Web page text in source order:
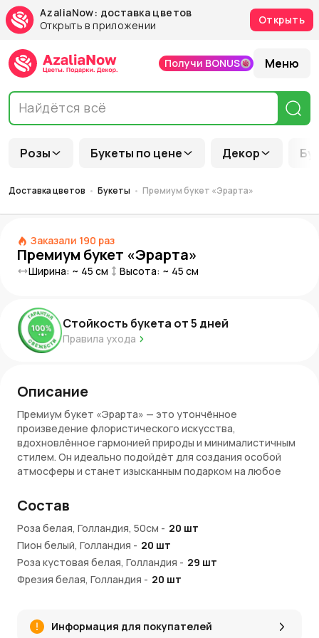
AzaliaNow: доставка цветов
Открыть в приложении
Открыть
Розы Букеты по цене Декор
Получи BONUS Меню
Доставка цветов Букеты Премиум букет «Эрарта»
Заказали 190 раз
Премиум букет «Эрарта»
Ширина: ~ 45 см Высота: ~ 45 см
Стойкость букета от5 дней
Правила ухода
Описание
Премиум букет «Эрарта» — это утончённое
произведение флористического искусства,
вдохновлённое гармонией природы и минималистичным
стилем. Он идеально подойдёт для создания особой
атмосферы и станет изысканным подарком на любое
Состав букета
Композиция выполнена из кремовых роз, нежных пионов,
белоснежной фрезии и зелёного эвкалипта. Мягкие
линии цветов сочетаются с изысканными акцентами
зелени, создавая гармоничный образ. Цветы
Эмоции и стиль
Состав
Роза белая, Голландия, 50см - 20 шт
Пион белый, Голландия - 20 шт
Роза кустовая белая, Голландия - 29 шт
Фрезия белая, Голландия - 20 шт
Информация для покупателей